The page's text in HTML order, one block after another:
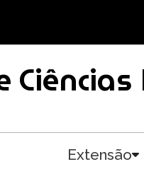
Extensão